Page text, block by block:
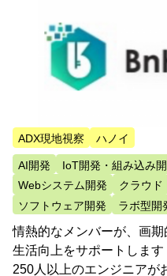
ADX現地視察 ハノイ
AI開発 IoT開発・組み込み
Webシステム開発
クラウド
ソフトウェア開発
ラボ型開
情熱的なメンバーが、画
生活向上をサポートしま
250人以上のエンジニアが